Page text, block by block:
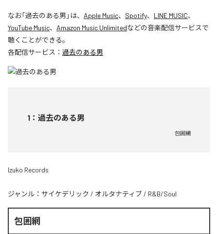
なお「過去のある男 」は、 Apple Music、 Spotify、 LINE MUSIC、
YouTube Music、 Amazon Music Unlimitedなどの音楽配信サービスで
聴くことができる。
各配信サービス： 過去のある男
1 ： 過去のある男
包囲網
Izuko Records
ジャンル： サイケデリック / オルタナティブ / R&B/Soul
包囲網